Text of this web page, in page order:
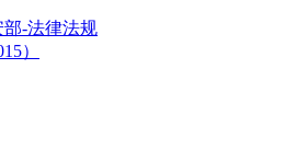
-法律法规
）